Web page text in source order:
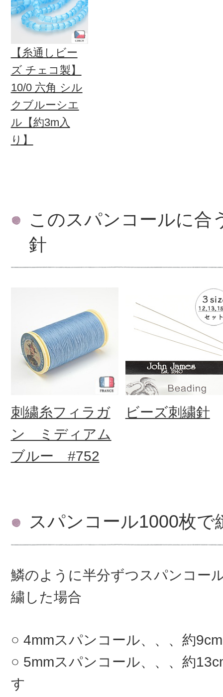
【糸通しビー
ズ チェコ製】
10/0 六角 シル
クブルーシエ
ル【約3m入
り】
このスパンコールに合
針
刺繍糸フィラガ
ン ミディアム
ブルー #752
ビーズ刺繍針
スパンコール1000枚で
鱗のように半分ずつスパンコー
繍した場合
4mmスパンコール、、、約
5mmスパンコール、、、約
す